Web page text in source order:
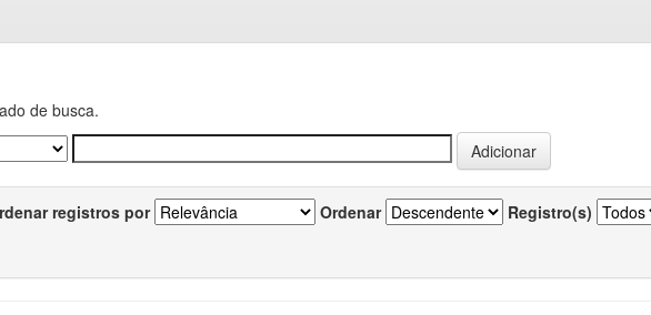
de busca.
registros por Ordenar Registro(s)